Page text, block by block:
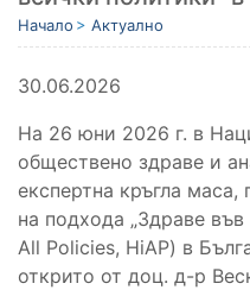
Начало Актуално
30.06.2026
На 26 юни 2026 г. в
обществено здраве и
експертна кръгла маса,
на подхода „Здраве
All Policies, HiAP) в
открито от доц. д-р